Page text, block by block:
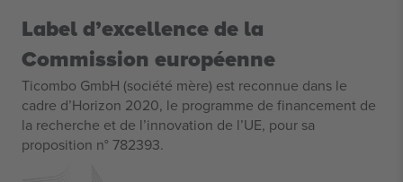
Label d’excellence de la
Commission européenne
Ticombo GmbH (société mère) est reconnue dans le
cadre d’Horizon 2020, le programme de financement de
la recherche et de l’innovation de l’UE, pour sa
proposition n° 782393.